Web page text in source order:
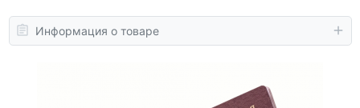
Информация о товаре